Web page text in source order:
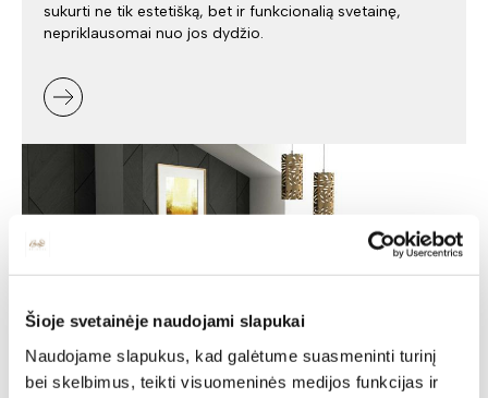
Šioje svetainėje naudojami slapukai
Naudojame slapukus, kad galėtume suasmeninti turinį
bei skelbimus, teikti visuomeninės medijos funkcijas ir
sukurti ne tik estetišką, bet ir funkcionalią svetainę,
nepriklausomai nuo jos dydžio.